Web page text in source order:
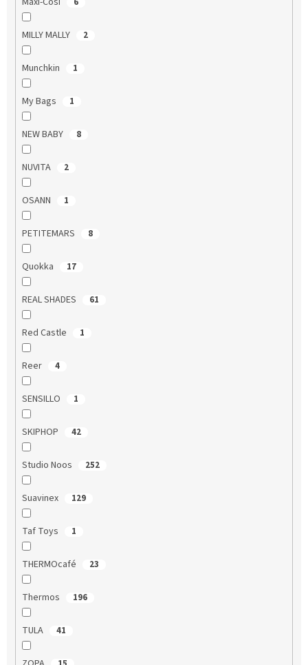
MILLY MALLY 2
Munchkin 1
My Bags 1
NEW BABY 8
NUVITA 2
OSANN 1
PETITEMARS 8
Quokka 17
REAL SHADES 61
Red Castle 1
Reer 4
SENSILLO 1
SKIPHOP 42
Studio Noos 252
Suavinex 129
Taf Toys 1
THERMOcafé 23
Thermos 196
TULA 41